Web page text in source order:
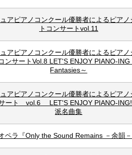
アピアノコンクール優勝者によるピア
トコンサートvol.11
アピアノコンクール優勝者によるピア
ンサートVol.8 LET'S ENJOY PIANO-
Fantasies～
アピアノコンクール優勝者によるピア
サート vol.6 LET'S ENJOY PIANO-
派名曲集
ペラ『Only the Sound Remains －余韻